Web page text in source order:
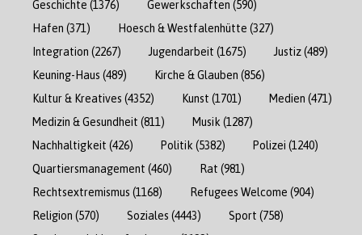
Geschichte (1376) Gewerkschaften (590)
Hafen (371) Hoesch & Westfalenhütte (327)
Integration (2267) Jugendarbeit (1675) Justiz(489)
Keuning-Haus (489) Kirche & Glauben (856)
Kultur & Kreatives (4352) Kunst (1701) Medien (471)
Medizin & Gesundheit (811) Musik (1287)
Nachhaltigkeit (426) Politik (5382) Polizei (1240)
Quartiersmanagement (460) Rat (981)
Rechtsextremismus (1168) Refugees Welcome (904)
Religion (570) Soziales (4443) Sport (758)